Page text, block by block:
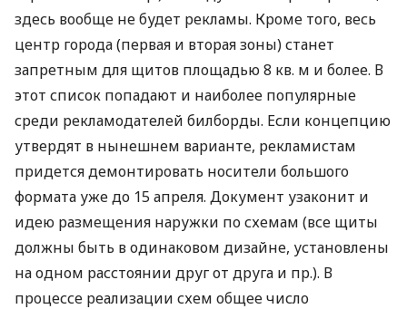
здесь вообще не будет рекламы. Кроме того, весь
центр города (первая и вторая зоны) станет
запретным для щитов площадью 8 кв. м и более. В
этот список попадают и наиболее популярные
среди рекламодателей билборды. Если концепцию
утвердят в нынешнем варианте, рекламистам
придется демонтировать носители большого
формата уже до 15 апреля. Документ узаконит и
идею размещения наружки по схемам (все щиты
должны быть в одинаковом дизайне, установлены
на одном расстоянии друг от друга и пр.). В
процессе реализации схем общее число